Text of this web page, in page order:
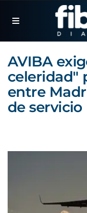
AVIBA
celeridad"
entre
de